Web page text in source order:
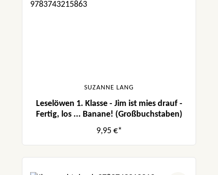
SUZANNE LANG
Leselöwen 1. Klasse - Jim ist mies drauf -
Fertig, los ... Banane! (Großbuchstaben)
9,95 €*